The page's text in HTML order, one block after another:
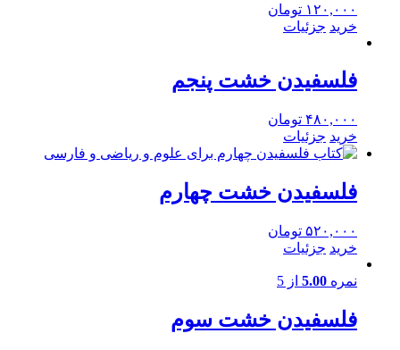
۱۲۰,۰۰۰ تومان
خرید جزئیات
فلسفیدن خشت پنجم
۴۸۰,۰۰۰ تومان
خرید جزئیات
فلسفیدن خشت چهارم
۵۲۰,۰۰۰ تومان
خرید جزئیات
نمره 5.00 از 5
فلسفیدن خشت سوم